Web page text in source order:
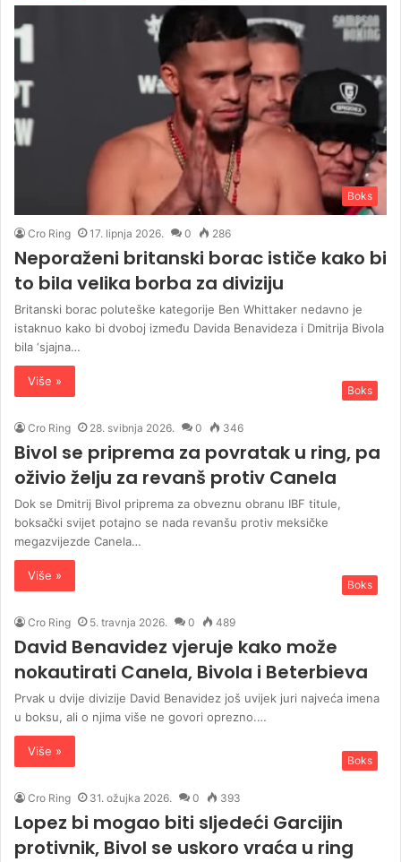
Boks
Cro Ring 17. lipnja 2026. 0 286
Neporaženi britanski borac ističe kako bi
to bila velika borba za diviziju
Britanski borac poluteške kategorije Ben Whittaker nedavno je
istaknuo kako bi dvoboj između Davida Benavideza i Dmitrija Bivola
bila ‘sjajna…
Više »
Boks
Cro Ring 28. svibnja 2026. 0 346
Bivol se priprema za povratak u ring, pa
oživio želju za revanš protiv Canela
Dok se Dmitrij Bivol priprema za obveznu obranu IBF titule,
boksački svijet potajno se nada revanšu protiv meksičke
megazvijezde Canela…
Više »
Boks
Cro Ring 5. travnja 2026. 0 489
David Benavidez vjeruje kako može
nokautirati Canela, Bivola i Beterbieva
Prvak u dvije divizije David Benavidez još uvijek juri najveća imena
u boksu, ali o njima više ne govori oprezno.…
Više »
Boks
Cro Ring 31. ožujka 2026. 0 393
Lopez bi mogao biti sljedeći Garcijin
protivnik, Bivol se uskoro vraća u ring